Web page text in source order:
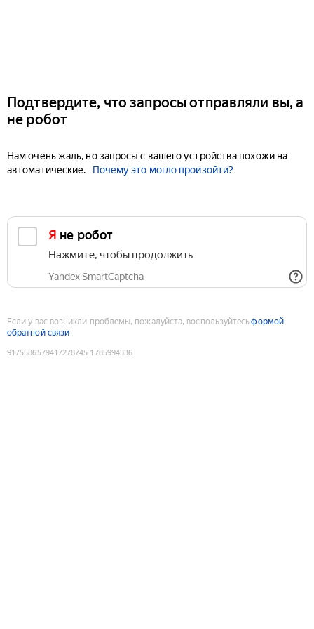
Подтвердите, что запросы отправляли вы, а
не робот
Нам очень жаль, но запросы с вашего устройства похожи на
автоматические.
Почему это могло произойти?
Я не робот
Нажмите, чтобы продолжить
Yandex SmartCaptcha
Если у вас возникли проблемы, пожалуйста, воспользуйтесьформой
обратной связи
9175586579417278745:1785994336